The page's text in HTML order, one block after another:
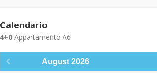
Calendario
4+0Appartamento A6
August 2026